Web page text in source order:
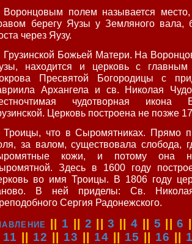
Воронцовым полем называется
берегу Яузы у Земляного вала,
через Яузу.
Грузинской Божьей Матери. На
находится и церковь с
Пресвятой Богородицы с
Архангела и св. Николая
чудотворная икона
Церковь построена не позже
Троицы, что в Сыромятниках. Прямо
за валом, существовала слобода,
кожи, и потому она
Здесь в 1600 году
во имя Троицы. В 1806 году
В ней приделы: Св.
Сергия Радонежского.
|| 1 || 2 ||3 || 4 || 5 ||6
11 || 12 || 13 || 14 || 15 || 16 ||